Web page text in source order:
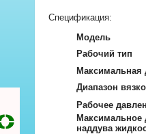
Спецификация:
Модель
Рабочий тип
Максимальная
Диапазон
Рабочее
Максимальное
наддува